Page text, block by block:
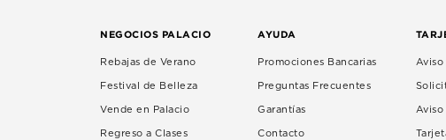
NEGOCIOS PALACIO
Rebajas de Verano
Festival de Belleza
Vende en Palacio
Regreso a Clases
AYUDA
Promociones Bancarias
Preguntas Frecuentes
Garantías
Contacto
Aviso
Aviso